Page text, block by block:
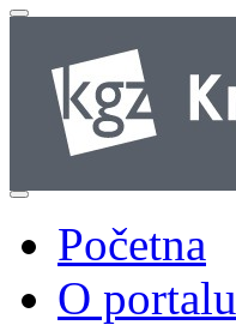
Početna
O portalu